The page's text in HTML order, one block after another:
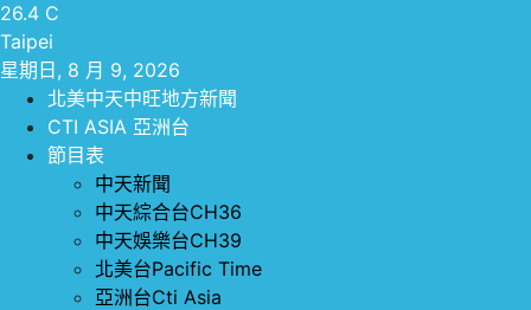
26.4 C
Taipei
星期日, 8 月 9, 2026
北美中天中旺地方新聞
CTI ASIA 亞洲台
節目表
中天新聞
中天綜合台CH36
中天娛樂台CH39
北美台Pacific Time
亞洲台Cti Asia